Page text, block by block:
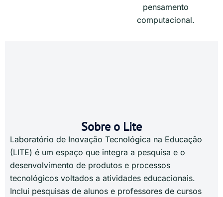
pensamento
computacional.
Sobre o Lite
Laboratório de Inovação Tecnológica na Educação
(LITE) é um espaço que integra a pesquisa e o
desenvolvimento de produtos e processos
tecnológicos voltados a atividades educacionais.
Inclui pesquisas de alunos e professores de cursos